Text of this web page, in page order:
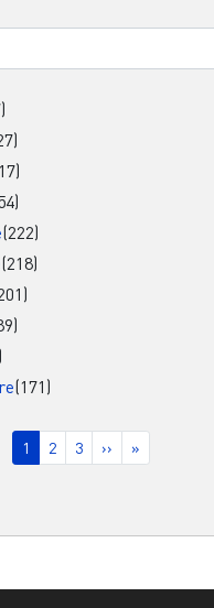
(222)
(218)
(171)
Page courante
1 Page
2 Page
3 Page suivante
›› Dernière page
»